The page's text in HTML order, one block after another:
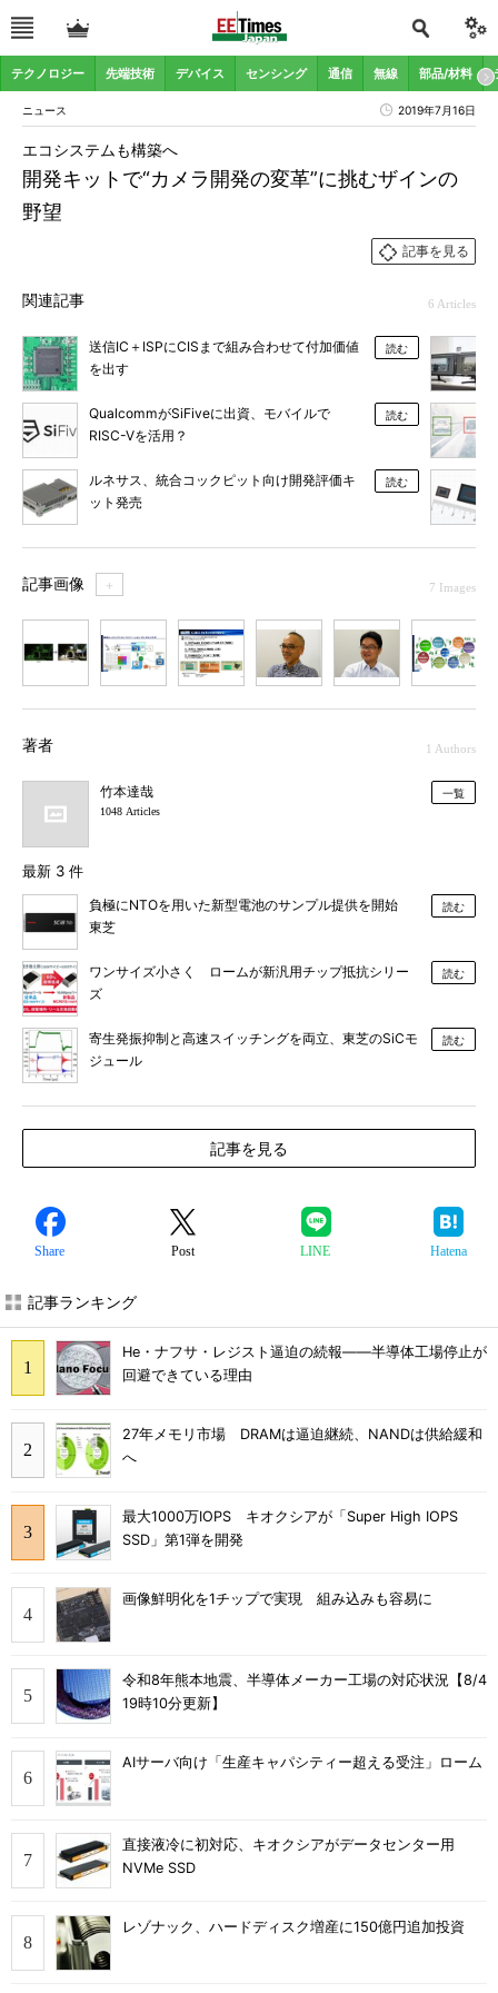
テクノロジー 先端技術 デバイス センシング 通信 無線 部品/材料
ニュース 2019年7月16日
開発キットで“カメラ開発の変革”に挑むザインの
野望
エコシステムも構築へ
記事を見る
関連記事 6 Articles
送信IC＋ISPにCISまで組み合わせて付加価値
を出す
読む
QualcommがSiFiveに出資、モバイルで
RISC-Vを活用？
読む
ルネサス、統合コックピット向け開発評価キ
ット発売
読む
記事画像 ＋ 7 Images
著者 1 Authors
竹本達哉
1048 Articles
一覧
最新 3 件
負極にNTOを用いた新型電池のサンプル提供を開始
東芝
読む
ワンサイズ小さく ロームが新汎用チップ抵抗シリー
ズ
読む
寄生発振抑制と高速スイッチングを両立、東芝のSiCモ
ジュール
読む
記事を見る
Share Post LINE Hatena
記事ランキング
He・ナフサ・レジスト逼迫の続報――半導体工場停止が
回避できている理由
27年メモリ市場 DRAMは逼迫継続、NANDは供給緩和
へ
最大1000万IOPS キオクシアが「Super High IOPS
SSD」第1弾を開発
画像鮮明化を1チップで実現 組み込みも容易に
令和8年熊本地震、半導体メーカー工場の対応状況【8/4
19時10分更新】
AIサーバ向け「生産キャパシティー超える受注」ローム
直接液冷に初対応、キオクシアがデータセンター用
NVMe SSD
レゾナック、ハードディスク増産に150億円追加投資